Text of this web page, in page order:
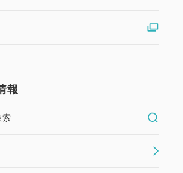
す。
円頂戴いたしております (最大
駐車場警備員へお声掛けくださいま
報
索